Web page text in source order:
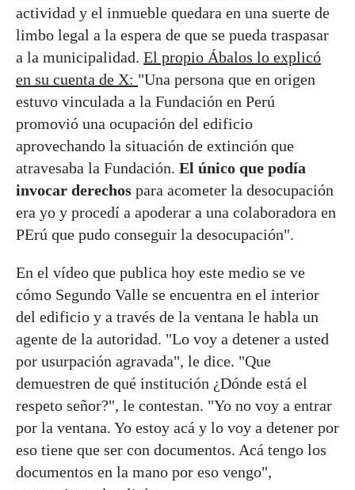
actividad y el inmueble quedara en una suerte de
limbo legal a la espera de que se pueda traspasar
a la municipalidad. El propio Ábalos lo explicó
en su cuenta de X: "Una persona que en origen
estuvo vinculada a la Fundación en Perú
promovió una ocupación del edificio
aprovechando la situación de extinción que
atravesaba la Fundación. El único que podía
invocar derechos para acometer la desocupación
era yo y procedí a apoderar a una colaboradora en
PErú que pudo conseguir la desocupación".
En el vídeo que publica hoy este medio se ve
cómo Segundo Valle se encuentra en el interior
del edificio y a través de la ventana le habla un
agente de la autoridad. "Lo voy a detener a usted
por usurpación agravada", le dice. "Que
demuestren de qué institución ¿Dónde está el
respeto señor?", le contestan. "Yo no voy a entrar
por la ventana. Yo estoy acá y lo voy a detener por
eso tiene que ser con documentos. Acá tengo los
documentos en la mano por eso vengo",